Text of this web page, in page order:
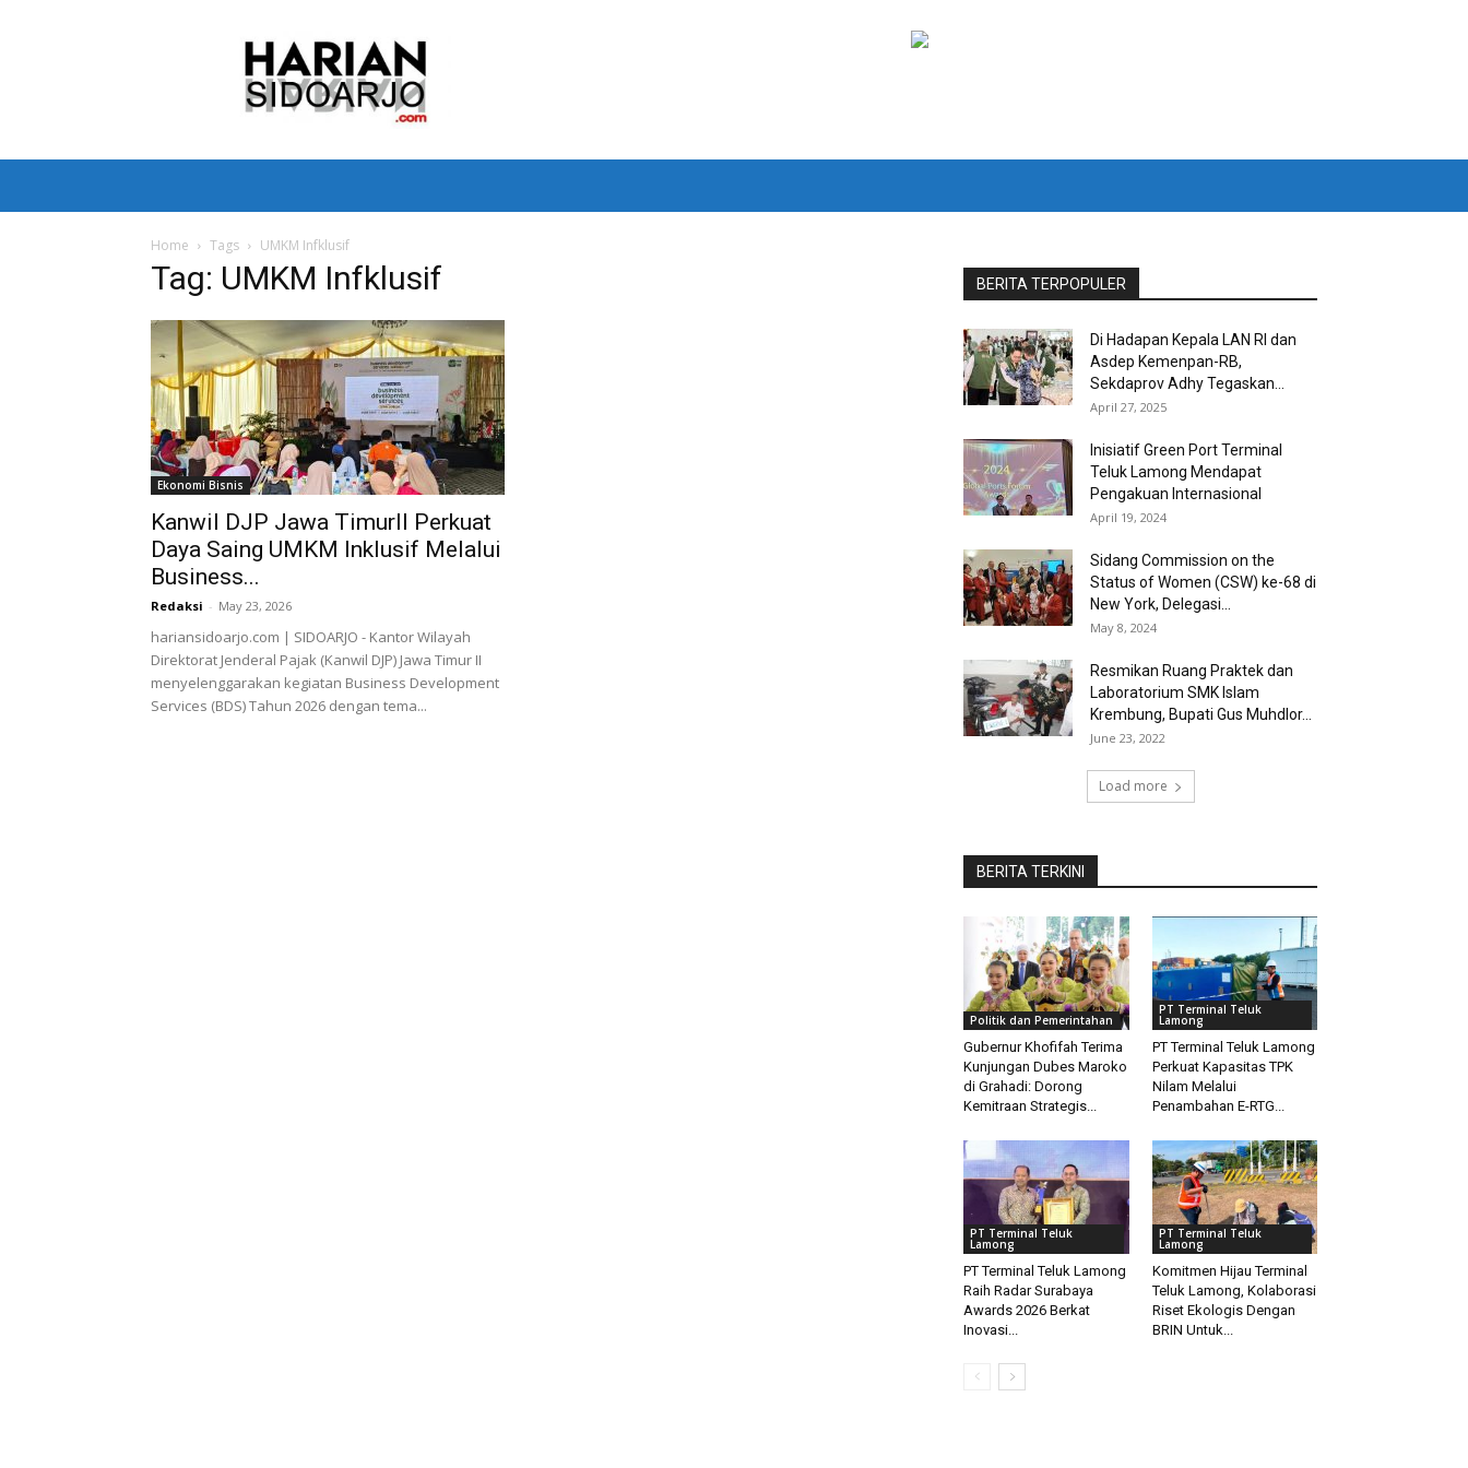
Harian
Sidoarjo
Home Tags UMKM Infklusif
Tag: UMKM Infklusif
Ekonomi Bisnis
Kanwil DJP Jawa TimurII Perkuat
Daya Saing UMKM Inklusif Melalui
Business...
Redaksi - May 23, 2026
hariansidoarjo.com | SIDOARJO - Kantor Wilayah
Direktorat Jenderal Pajak (Kanwil DJP) Jawa Timur II
menyelenggarakan kegiatan Business Development
Services (BDS) Tahun 2026 dengan tema...
BERITA TERPOPULER
Di Hadapan Kepala LAN RI dan
Asdep Kemenpan-RB,
Sekdaprov Adhy Tegaskan...
April 27, 2025
Inisiatif Green Port Terminal
Teluk Lamong Mendapat
Pengakuan Internasional
April 19, 2024
Sidang Commission on the
Status of Women (CSW) ke-68 di
New York, Delegasi...
May 8, 2024
Resmikan Ruang Praktek dan
Laboratorium SMK Islam
Krembung, Bupati Gus Muhdlor...
June 23, 2022
Load more
BERITA TERKINI
Politik dan Pemerintahan
Gubernur Khofifah Terima
Kunjungan Dubes Maroko
di Grahadi: Dorong
Kemitraan Strategis...
PT Terminal Teluk
Lamong
PT Terminal Teluk Lamong
Perkuat Kapasitas TPK
Nilam Melalui
Penambahan E-RTG...
PT Terminal Teluk
Lamong
PT Terminal Teluk Lamong
Raih Radar Surabaya
Awards 2026 Berkat
Inovasi...
PT Terminal Teluk
Lamong
Komitmen Hijau Terminal
Teluk Lamong, Kolaborasi
Riset Ekologis Dengan
BRIN Untuk...